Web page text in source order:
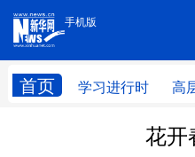
手机版
首页 学习进行时 高
手机版
网
高层
花开